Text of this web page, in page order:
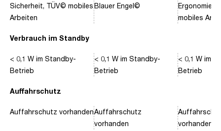
Verbrauch im Standby
Auffahrschutz
Sicherheit, TÜV© mobiles
Arbeiten
< 0,1 W im Standby-
Betrieb
Auffahrschutz vorhanden
Blauer Engel©
< 0,1 W im Standby-
Betrieb
Auffahrschutz
vorhanden
Ergonomie,
mobiles
< 0,1 W im
Betrieb
vorhanden